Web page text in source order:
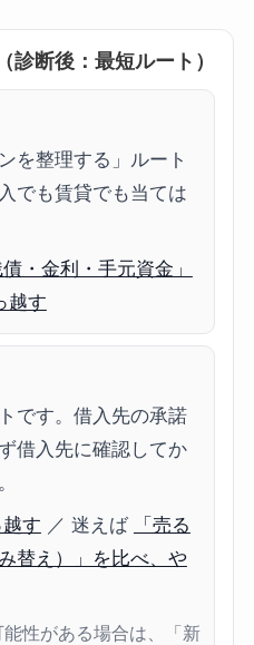
診断後：最短ルート）
を整理する」ルート
でも賃貸でも当ては
・金利・手元資金」
越す
です。借入先の承諾
借入先に確認してか
す ／ 迷えば
「売る
替え）」を比べ、や
性がある場合は、「新